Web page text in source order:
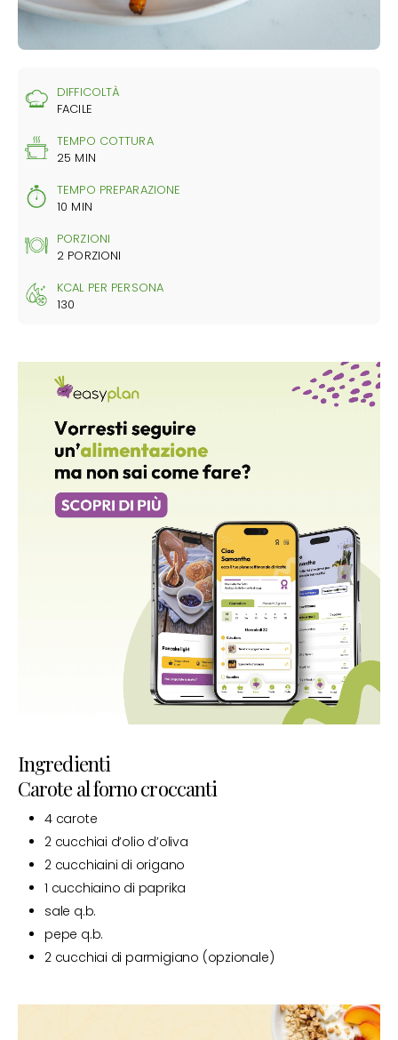
DIFFICOLTÀ
FACILE
TEMPO COTTURA
25 MIN
TEMPO PREPARAZIONE
10 MIN
PORZIONI
2 PORZIONI
KCAL PER PERSONA
130
Ingredienti
Carote al forno croccanti
4 carote
2 cucchiai d’olio d’oliva
2 cucchiaini di origano
1 cucchiaino di paprika
sale q.b.
pepe q.b.
2 cucchiai di parmigiano (opzionale)